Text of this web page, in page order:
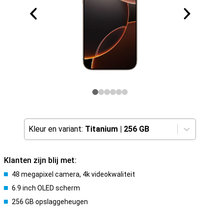
Kleur en variant: Titanium | 256 GB
Klanten zijn blij met:
48 megapixel camera, 4k videokwaliteit
6.9 inch OLED scherm
256 GB opslaggeheugen